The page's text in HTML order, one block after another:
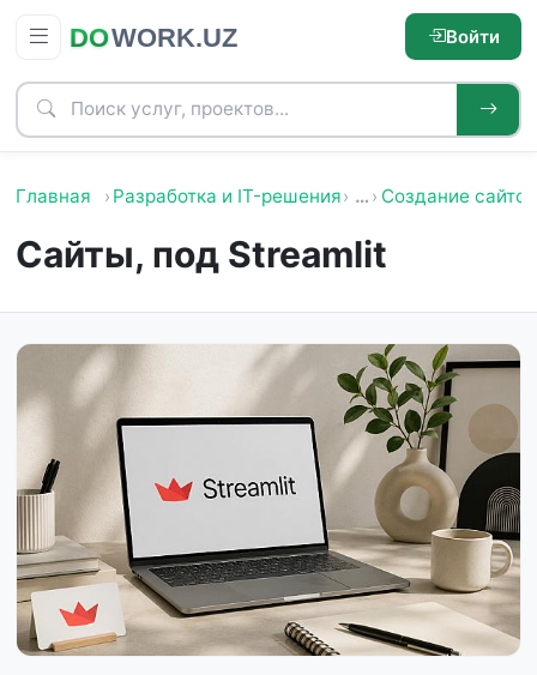
Войти
Главная Разработка и IT-решения … Создание сайтов
Сайты, под Streamlit